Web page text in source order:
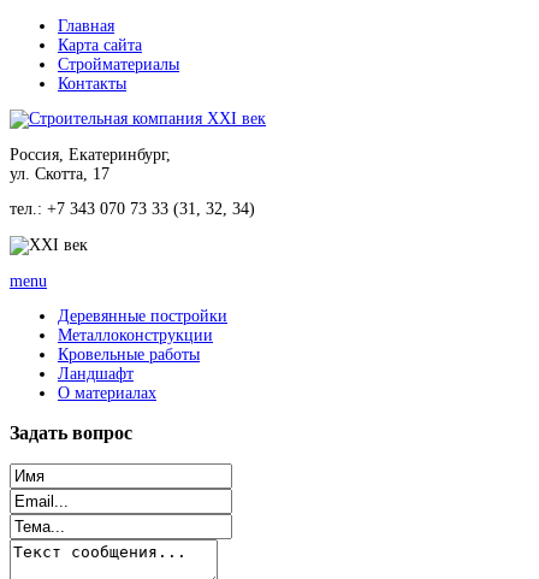
Главная
Карта сайта
Стройматериалы
Контакты
Россия, Екатеринбург,
ул. Скотта, 17
тел.: +7 343 070 73 33 (31, 32, 34)
menu
Деревянные постройки
Металлоконструкции
Кровельные работы
Ландшафт
О материалах
Задать вопрос